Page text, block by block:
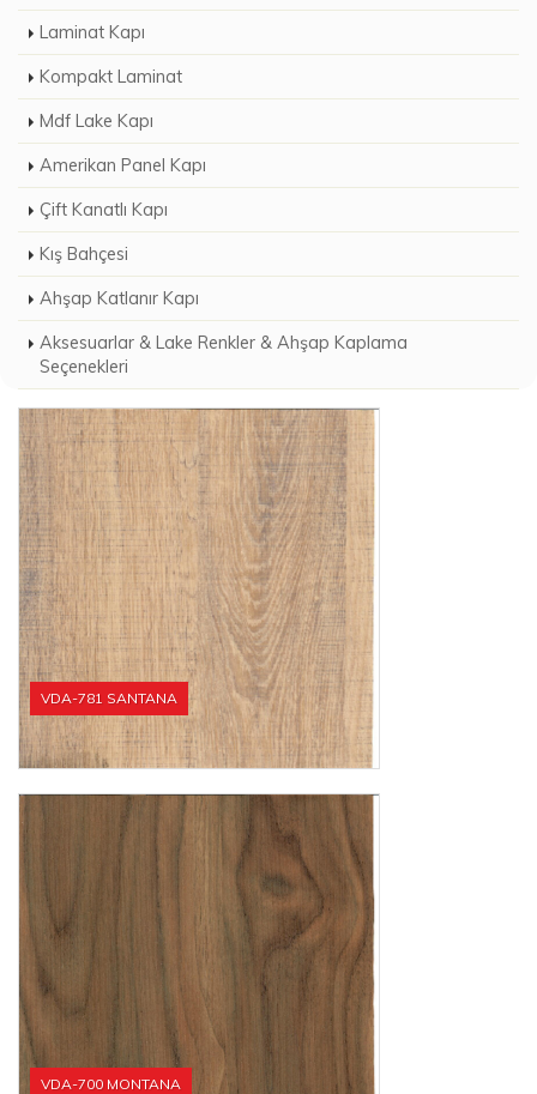
Laminat Kapı
Kompakt Laminat
Mdf Lake Kapı
Amerikan Panel Kapı
Çift Kanatlı Kapı
Kış Bahçesi
Ahşap Katlanır Kapı
Aksesuarlar & Lake Renkler & Ahşap Kaplama
Seçenekleri
VDA-781 SANTANA
VDA-700 MONTANA